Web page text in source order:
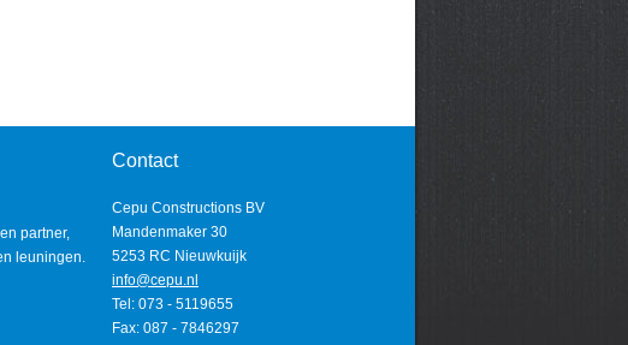
partner,
leuningen.
Contact
Cepu Constructions BV
Mandenmaker 30
5253 RC Nieuwkuijk
info@cepu.nl
Tel: 073 - 5119655
Fax: 087 - 7846297